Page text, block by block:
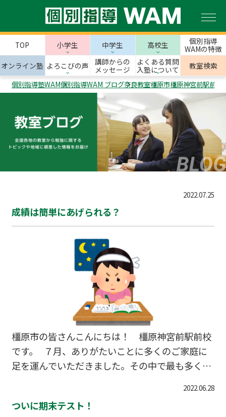
TOP 小学生 中学生 高校生
個別指導
WAMの特徴
オンライン塾 よろこびの声
講師からの
メッセージ
よくある質問
入塾について
教室検索
個別指導塾WAM個別指導WAM ブログ奈良教室橿原市橿原神宮前駅前校
2022.07.25
成績は簡単にあげられる？
橿原市の皆さんこんにちは！ 橿原神宮前駅前校
です。 ７月、ありがたいことに多くのご家庭に
足を運んでいただきました。その中で最も多く尋
成績が取れるなら取りたいですよね。 初めに、ど
のようにして成績がつけられているかご存じです
2022.06.28
ついに期末テスト！